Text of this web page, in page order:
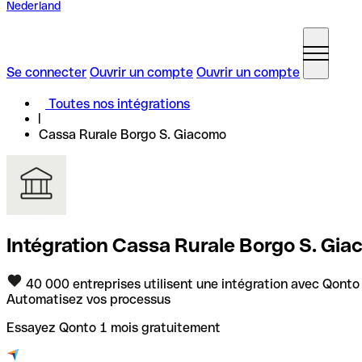
Nederland
Se connecter Ouvrir un compte Ouvrir un compte
Toutes nos intégrations
Cassa Rurale Borgo S. Giacomo
Intégration Cassa Rurale Borgo S.
40 000 entreprises utilisent une intégration avec Qonto
Automatisez vos processus
Essayez Qonto 1 mois gratuitement